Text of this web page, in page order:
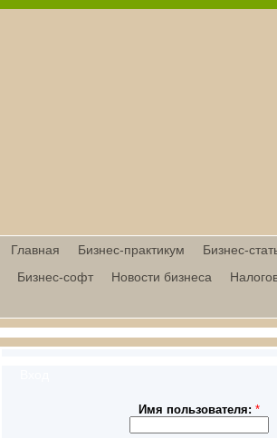
Главная Бизнес-практикум Бизнес-
Бизнес-софт
Новости бизнеса
Имя пользователя:*